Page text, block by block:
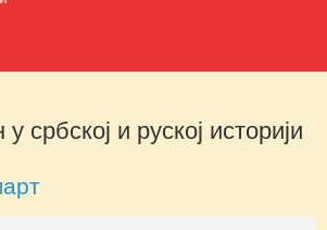
и руској историји